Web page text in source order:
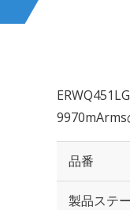
9970mArms
品番
製品ステ